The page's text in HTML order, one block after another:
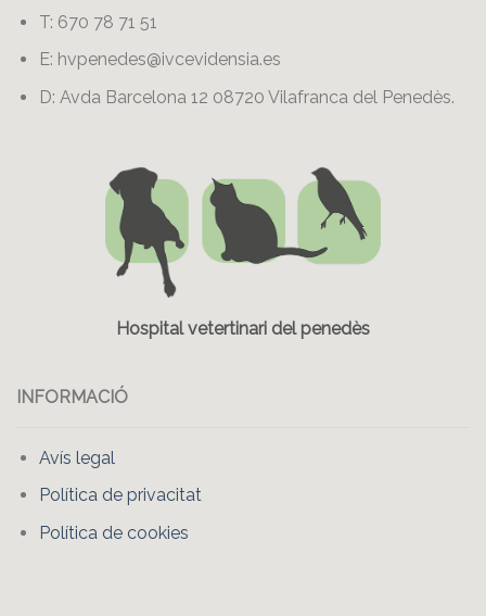
T: 670 78 71 51
E: hvpenedes@ivcevidensia.es
D: Avda Barcelona 12 08720 Vilafranca del Penedès.
Hospital vetertinari del penedès
INFORMACIÓ
Avís legal
Política de privacitat
Política de cookies